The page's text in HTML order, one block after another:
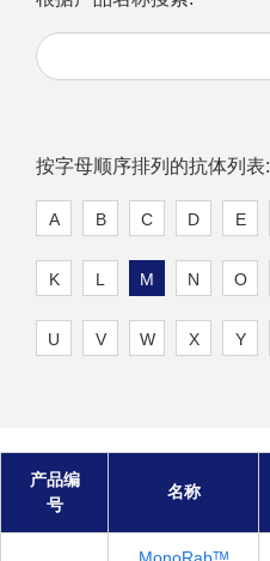
按字母顺序排列的抗体列表:
A B C D E
K L M N O
U V W X Y
产品编
号
名称